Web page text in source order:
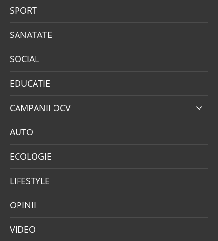
SPORT
SANATATE
SOCIAL
EDUCATIE
CAMPANII OCV
AUTO
ECOLOGIE
LIFESTYLE
OPINII
VIDEO